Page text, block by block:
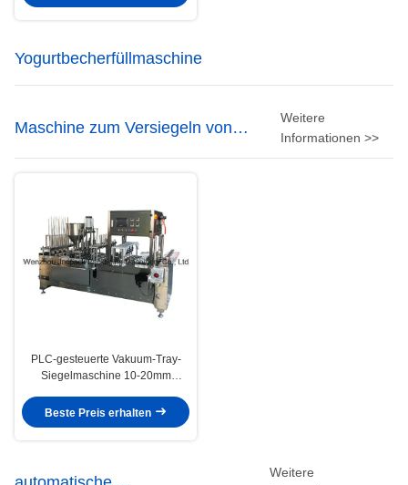
Yogurtbecherfüllmaschine
Maschine zum Versiegeln von
Vakuum-Trägern
Weitere
Informationen >>
PLC-gesteuerte Vakuum-Tray-
Siegelmaschine 10-20mm
Versiegelungsgeschwindigkeit
Beste Preis erhalten
Weitere